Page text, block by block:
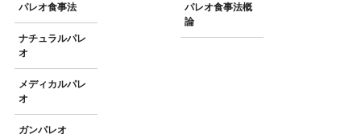
パレオ食事法
ナチュラルパレ
オ
メディカルパレ
オ
ガンパレオ
パレオ食事法概
論